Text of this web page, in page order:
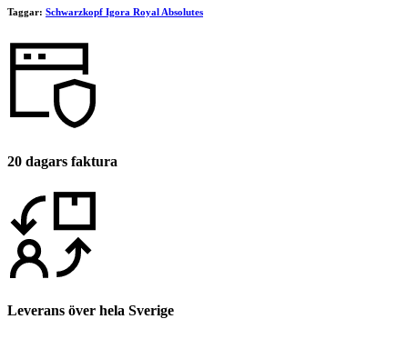
Taggar: Schwarzkopf Igora Royal Absolutes
20 dagars faktura
Leverans över hela Sverige